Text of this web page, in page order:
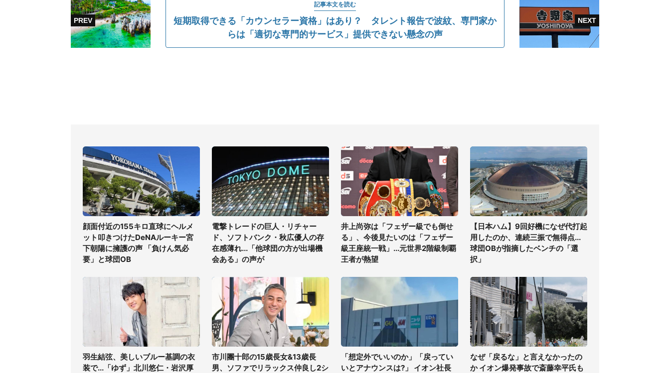
記事本文を読む
短期取得できる「カウンセラー資格」はあり？ タレント報告で波紋、専門家か
らは「適切な専門的サービス」提供できない懸念の声
顔面付近の155キロ直球にヘルメ
ット叩きつけたDeNAルーキー宮
下朝陽に擁護の声 「負けん気必
要」と球団OB
電撃トレードの巨人・リチャー
ド、ソフトバンク・秋広優人の存
在感薄れ...「他球団の方が出場機
会ある」の声が
井上尚弥は「フェザー級でも倒せ
る」、今後見たいのは「フェザー
級王座統一戦」...元世界2階級制覇
王者が熱望
【日本ハム】9回好機になぜ代打起
用したのか、連続三振で無得点...
球団OBが指摘したベンチの「選
択」
羽生結弦、美しいブルー基調の衣
装で...「ゆず」北川悠仁・岩沢厚
市川團十郎の15歳長女&13歳長
男、ソファでリラックス仲良し2シ
「想定外でいいのか」「戻ってい
いとアナウンスは?」 イオン社長
なぜ「戻るな」と言えなかったの
か イオン爆発事故で斎藤幸平氏も